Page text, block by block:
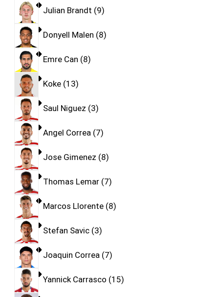
Julian Brandt 9
Donyell Malen 8
Emre Can 8
Koke 13
Saul Niguez 3
Angel Correa 7
Jose Gimenez 8
Thomas Lemar 7
Marcos Llorente 8
Stefan Savic 3
Joaquin Correa 7
Yannick Carrasco 15